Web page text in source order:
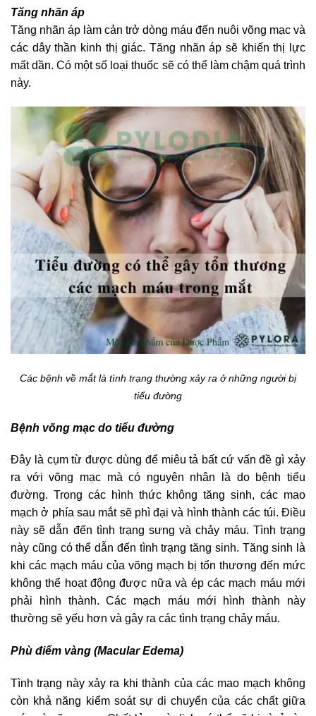
Tăng nhãn áp
Tăng nhãn áp làm cản trở dòng máu đến nuôi võng mạc và
các dây thần kinh thị giác. Tăng nhãn áp sẽ khiến thị lực
mất dần. Có một số loại thuốc sẽ có thể làm chậm quá trình
này.
Các bệnh về mắt là tình trạng thường xảy ra ở những người bị
tiểu đường
Bệnh võng mạc do tiểu đường
Đây là cụm từ được dùng để miêu tả bất cứ vấn đề gì xảy
ra với võng mạc mà có nguyên nhân là do bệnh tiểu
đường. Trong các hình thức không tăng sinh, các mao
mạch ở phía sau mắt sẽ phì đại và hình thành các túi. Điều
này sẽ dẫn đến tình trạng sưng và chảy máu. Tình trạng
này cũng có thể dẫn đến tình trạng tăng sinh. Tăng sinh là
khi các mạch máu của võng mạch bị tổn thương đến mức
không thể hoạt động được nữa và ép các mạch máu mới
phải hình thành. Các mạch máu mới hình thành này
thường sẽ yếu hơn và gây ra các tình trạng chảy máu.
Phù điểm vàng (Macular Edema)
Tình trạng này xảy ra khi thành của các mao mạch không
còn khả năng kiểm soát sự di chuyển của các chất giữa